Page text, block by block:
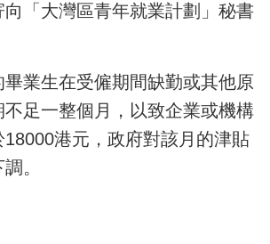
向「大灣區青年就業計劃」秘書
業生在受僱期間缺勤或其他原
不足一整個月，以致企業或機構
港元，政府對該月的津貼
。